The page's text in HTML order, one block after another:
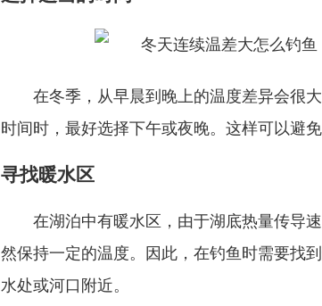
在冬季，从早晨到晚上的温度差异会很
时间时，最好选择下午或夜晚。这样可以避
寻找暖水区
在湖泊中有暖水区，由于湖底热量传导
然保持一定的温度。因此，在钓鱼时需要找
水处或河口附近。